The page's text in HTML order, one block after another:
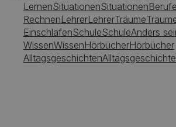
LernenSituationenSituationenBerufe
RechnenLehrerLehrerTräume
EinschlafenSchuleSchuleAnders
WissenWissenHörbücherHörbücher
Alltagsgeschichten